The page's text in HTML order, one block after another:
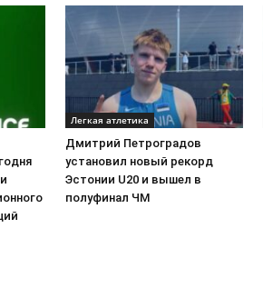
Легкая атлетика
Дмитрий Петроградов
установил новый рекорд
Эстонии U20 и вышел в
полуфинал ЧМ